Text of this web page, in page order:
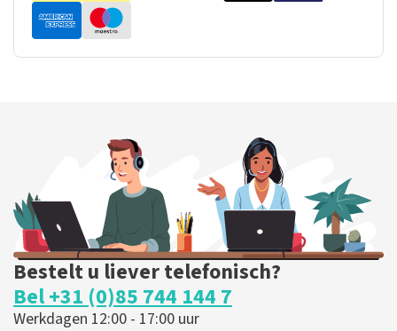
Bestelt u liever telefonisch?
Bel +31 (0)85 744 144 7
Werkdagen 12:00 - 17:00 uur